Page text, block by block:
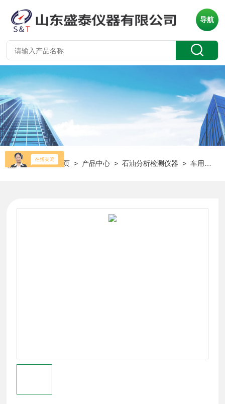
导航
当前位置：首页 > 产品中心 >石油分析检测仪器 >车用汽油清净剂检测仪器